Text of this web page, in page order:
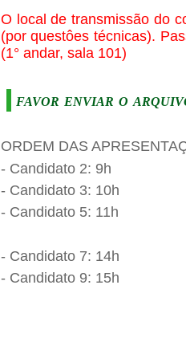
O local de transmissão do
(por questôes técnicas).
(1° andar, sala 101)
favor enviar o
ORDEM DAS
- Candidato 2: 9h
- Candidato 3: 10h
- Candidato 5: 11h
- Candidato 7: 14h
- Candidato 9: 15h